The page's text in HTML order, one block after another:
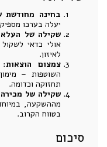
בחינה מחודשת
יעלה בערכו
שקילה של
אולי כדאי
לאיזון.
צמצום הוצאות:
השוטפות –
תחזוקה וכדומה.
שקילה של מכירה
מההשקעה,
בטווח הקרוב.
סיכום